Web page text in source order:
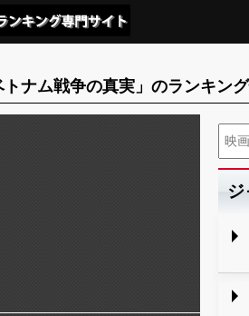
ナム戦争の真実」のランキン